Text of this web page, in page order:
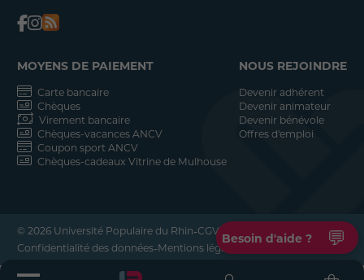
MOYENS DE PAIEMENT
Carte bancaire
Chèques
Virement bancaire
Chèques-vacances ANCV
Coupon sport ANCV
Chèques-cadeaux Vitrine de Mulhouse
NOUS REJOINDRE
Devenir adhérent
Devenir animateur
Devenir bénévole
Offres d'emploi
© 2026 Université Populaire du Rhin-CGV-
Confidentialité des données-Mentions légales -
Besoin d'aide ? 💬